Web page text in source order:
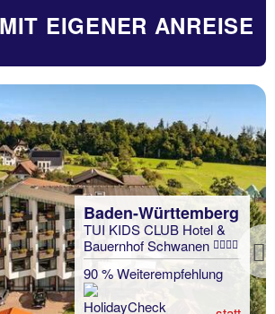
EIGENER ANREISE
3 Nächte, AI, DZ